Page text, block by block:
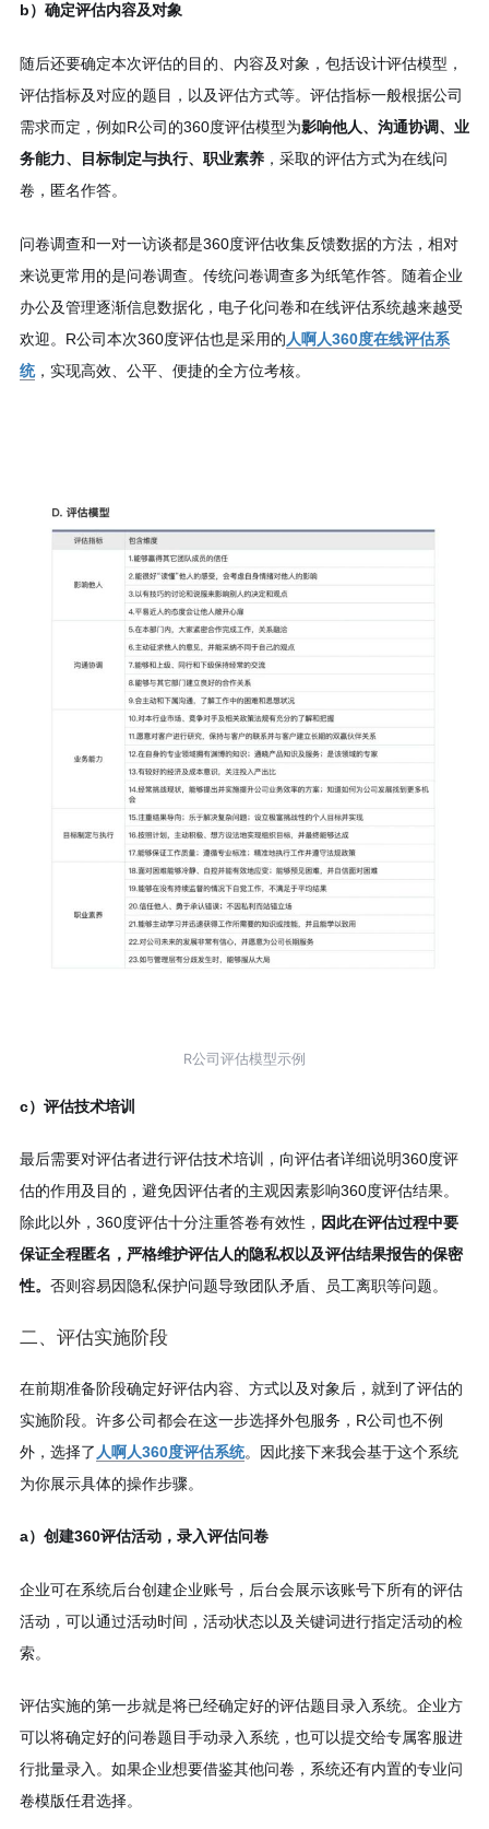
b）确定评估内容及对象
随后还要确定本次评估的目的、内容及对象，包括设计评估模型，
评估指标及对应的题目，以及评估方式等。评估指标一般根据公司
需求而定，例如R公司的360度评估模型为影响他人、沟通协调、业
务能力、目标制定与执行、职业素养，采取的评估方式为在线问
卷，匿名作答。
问卷调查和一对一访谈都是360度评估收集反馈数据的方法，相对
来说更常用的是问卷调查。传统问卷调查多为纸笔作答。随着企业
办公及管理逐渐信息数据化，电子化问卷和在线评估系统越来越受
欢迎。R公司本次360度评估也是采用的 人啊人360度在线评估系
统，实现高效、公平、便捷的全方位考核。
R公司评估模型示例
c）评估技术培训
最后需要对评估者进行评估技术培训，向评估者详细说明360度评
估的作用及目的，避免因评估者的主观因素影响360度评估结果。
除此以外，360度评估十分注重答卷有效性， 因此在评估过程中要
保证全程匿名，严格维护评估人的隐私权以及评估结果报告的保密
性。 否则容易因隐私保护问题导致团队矛盾、员工离职等问题。
二、评估实施阶段
在前期准备阶段确定好评估内容、方式以及对象后，就到了评估的
实施阶段。许多公司都会在这一步选择外包服务，R公司也不例
外，选择了 人啊人360度评估系统。因此接下来我会基于这个系统
为你展示具体的操作步骤。
a）创建360评估活动，录入评估问卷
企业可在系统后台创建企业账号，后台会展示该账号下所有的评估
活动，可以通过活动时间，活动状态以及关键词进行指定活动的检
索。
评估实施的第一步就是将已经确定好的评估题目录入系统。企业方
可以将确定好的问卷题目手动录入系统，也可以提交给专属客服进
行批量录入。如果企业想要借鉴其他问卷，系统还有内置的专业问
卷模版任君选择。